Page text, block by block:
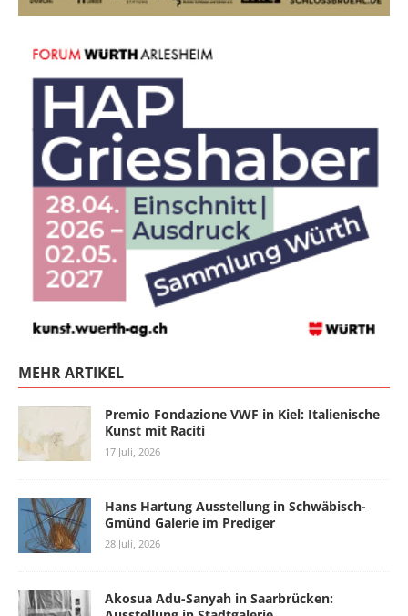
MEHR ARTIKEL
Premio Fondazione VWF in Kiel: Italienische
Kunst mit Raciti
17 Juli, 2026
Hans Hartung Ausstellung in Schwäbisch-
Gmünd Galerie im Prediger
28 Juli, 2026
Akosua Adu-Sanyah in Saarbrücken: